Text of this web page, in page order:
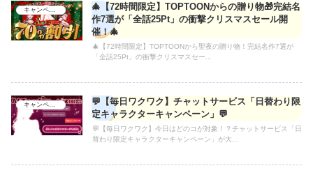
キャンペーン
🎄【72時間限定】TOPTOONからの贈り物🎁完結名
作7選が「全話25Pt」の衝撃クリスマスセール開
催！🎄
🎄【72時間限定】TOPTOONから聖夜の贈り物！完結名作7選が
「全話25Pt」の衝撃クリスマスセー...
キャンペーン
💬【毎日ワクワク】チャットサービス「日替わり限
定キャラクターキャンペーン」💬
💬【毎日ワクワク】今日はどのコが対象！？チャットサービス「日
替わり限定キャラクターキャンペーン」が大...